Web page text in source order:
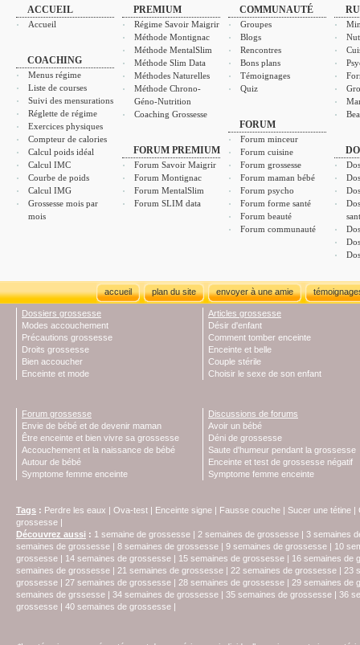
ACCUEIL
Accueil
COACHING
Menus régime
Liste de courses
Suivi des mensurations
Réglette de régime
Exercices physiques
Compteur de calories
Calcul poids idéal
Calcul IMC
Courbe de poids
Calcul IMG
Grossesse mois par
mois
PREMIUM
Régime Savoir Maigrir
Méthode Montignac
Méthode MentalSlim
Méthode Slim Data
Méthodes Naturelles
Méthode Chrono-
Géno-Nutrition
Coaching Grossesse
FORUM PREMIUM
Forum Savoir Maigrir
Forum Montignac
Forum MentalSlim
Forum SLIM data
COMMUNAUTÉ
Groupes
Blogs
Rencontres
Bons plans
Témoignages
Quiz
FORUM
Forum minceur
Forum cuisine
Forum grossesse
Forum maman bébé
Forum psycho
Forum forme santé
Forum beauté
Forum communauté
accueil plan du site envoyer à une amie
Dossiers grossesse
Modes accouchement
Précautions grossesse
Droits grossesse
Bien accoucher
Enceinte et mode
Articles grossesse
Désir d'enfant
Comment tomber enceinte
Enceinte et belle
Couple stérile
Choisir le sexe de son enfant
Forum grossesse
Envie de bébé et de devenir maman
Être enceinte et bien vivre sa grossesse
Accouchement et la naissance de bébé
Autour de bébé
Symptome femme enceinte
Discussions de forums
Avoir un bébé
Déni de grossesse
Saute d'humeur pendant la grossesse
Enceinte et test de grossesse négatif
Symptome femme enceinte
Tags : Perdre les eaux | Ova-test | Enceinte signe | Fausse couche | Sucer une tétine |
grossesse |
Découvrez aussi : 1 semaine de grossesse | 2 semaines de grossesse | 3 semaines
semaines de grossesse | 8 semaines de grossesse | 9 semaines de grossesse | 10
grossesse | 14 semaines de grossesse | 15 semaines de grossesse | 16 semaines de
semaines de grossesse | 21 semaines de grossesse | 22 semaines de grossesse | 23
grossesse | 27 semaines de grossesse | 28 semaines de grossesse | 29 semaines de
semaines de grssesse | 34 semaines de grossesse | 35 semaines de grossesse | 36
grossesse | 40 semaines de grossesse |